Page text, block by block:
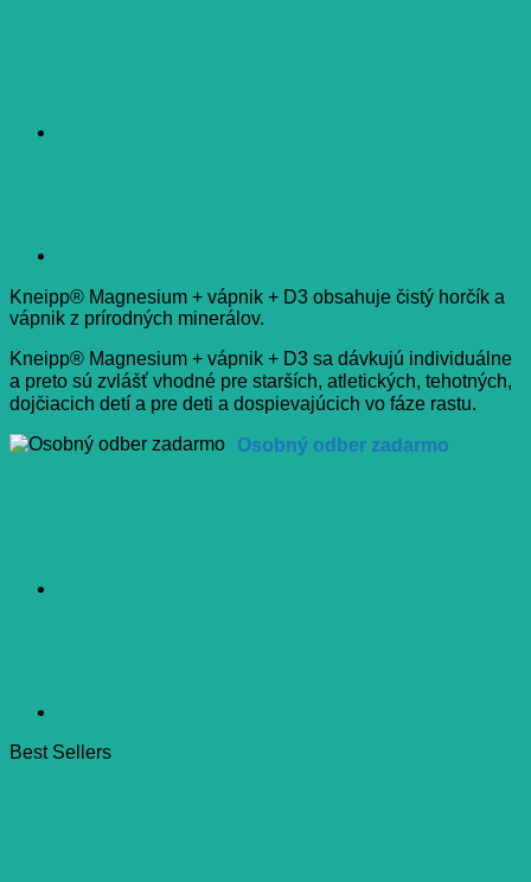
Kneipp® Magnesium + vápnik + D3 obsahuje čistý horčík a
vápnik z prírodných minerálov.
Kneipp® Magnesium + vápnik + D3 sa dávkujú individuálne
a preto sú zvlášť vhodné pre starších, atletických, tehotných,
dojčiacich detí a pre deti a dospievajúcich vo fáze rastu.
Osobný odber zadarmo
Best Sellers